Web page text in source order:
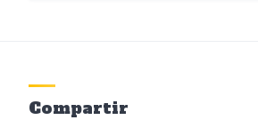
Compartir